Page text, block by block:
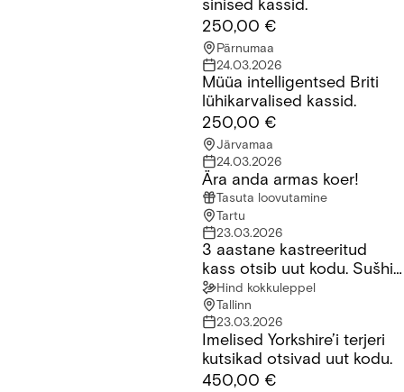
sinised kassid.
250,00 €
Pärnumaa
24.03.2026
Müüa intelligentsed Briti lühikarvalised kassid.
Müüa intelligentsed Briti
lühikarvalised kassid.
250,00 €
Järvamaa
24.03.2026
Ära anda armas koer!
Tasuta loovutamine
Tartu
23.03.2026
3 aastane kastreeritud kass otsib uut kodu. Sušhi nimi millele
3 aastane kastreeritud
kass otsib uut kodu. Sušhi
nimi millele ta reageerib
Hind kokkuleppel
Tallinn
23.03.2026
Imelised Yorkshire’i terjeri kutsikad otsivad uut kodu.
Imelised Yorkshire’i terjeri
kutsikad otsivad uut kodu.
450,00 €